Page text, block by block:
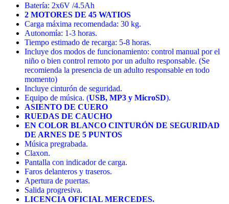
Batería: 2x6V /4.5Ah
2 MOTORES DE 45 WATIOS
Carga máxima recomendada: 30 kg.
Autonomía: 1-3 horas.
Tiempo estimado de recarga: 5-8 horas.
Incluye dos modos de funcionamiento: control manual por el
niño o bien control remoto por un adulto responsable. (Se
recomienda la presencia de un adulto responsable en todo
momento)
Incluye cinturón de seguridad.
Equipo de música. (USB, MP3 y MicroSD).
ASIENTO DE CUERO
RUEDAS DE CAUCHO
EN COLOR BLANCO CINTURÓN DE SEGURIDAD
DE ARNES DE 5 PUNTOS
Música pregrabada.
Claxon.
Pantalla con indicador de carga.
Faros delanteros y traseros.
Apertura de puertas.
Salida progresiva.
LICENCIA OFICIAL MERCEDES.